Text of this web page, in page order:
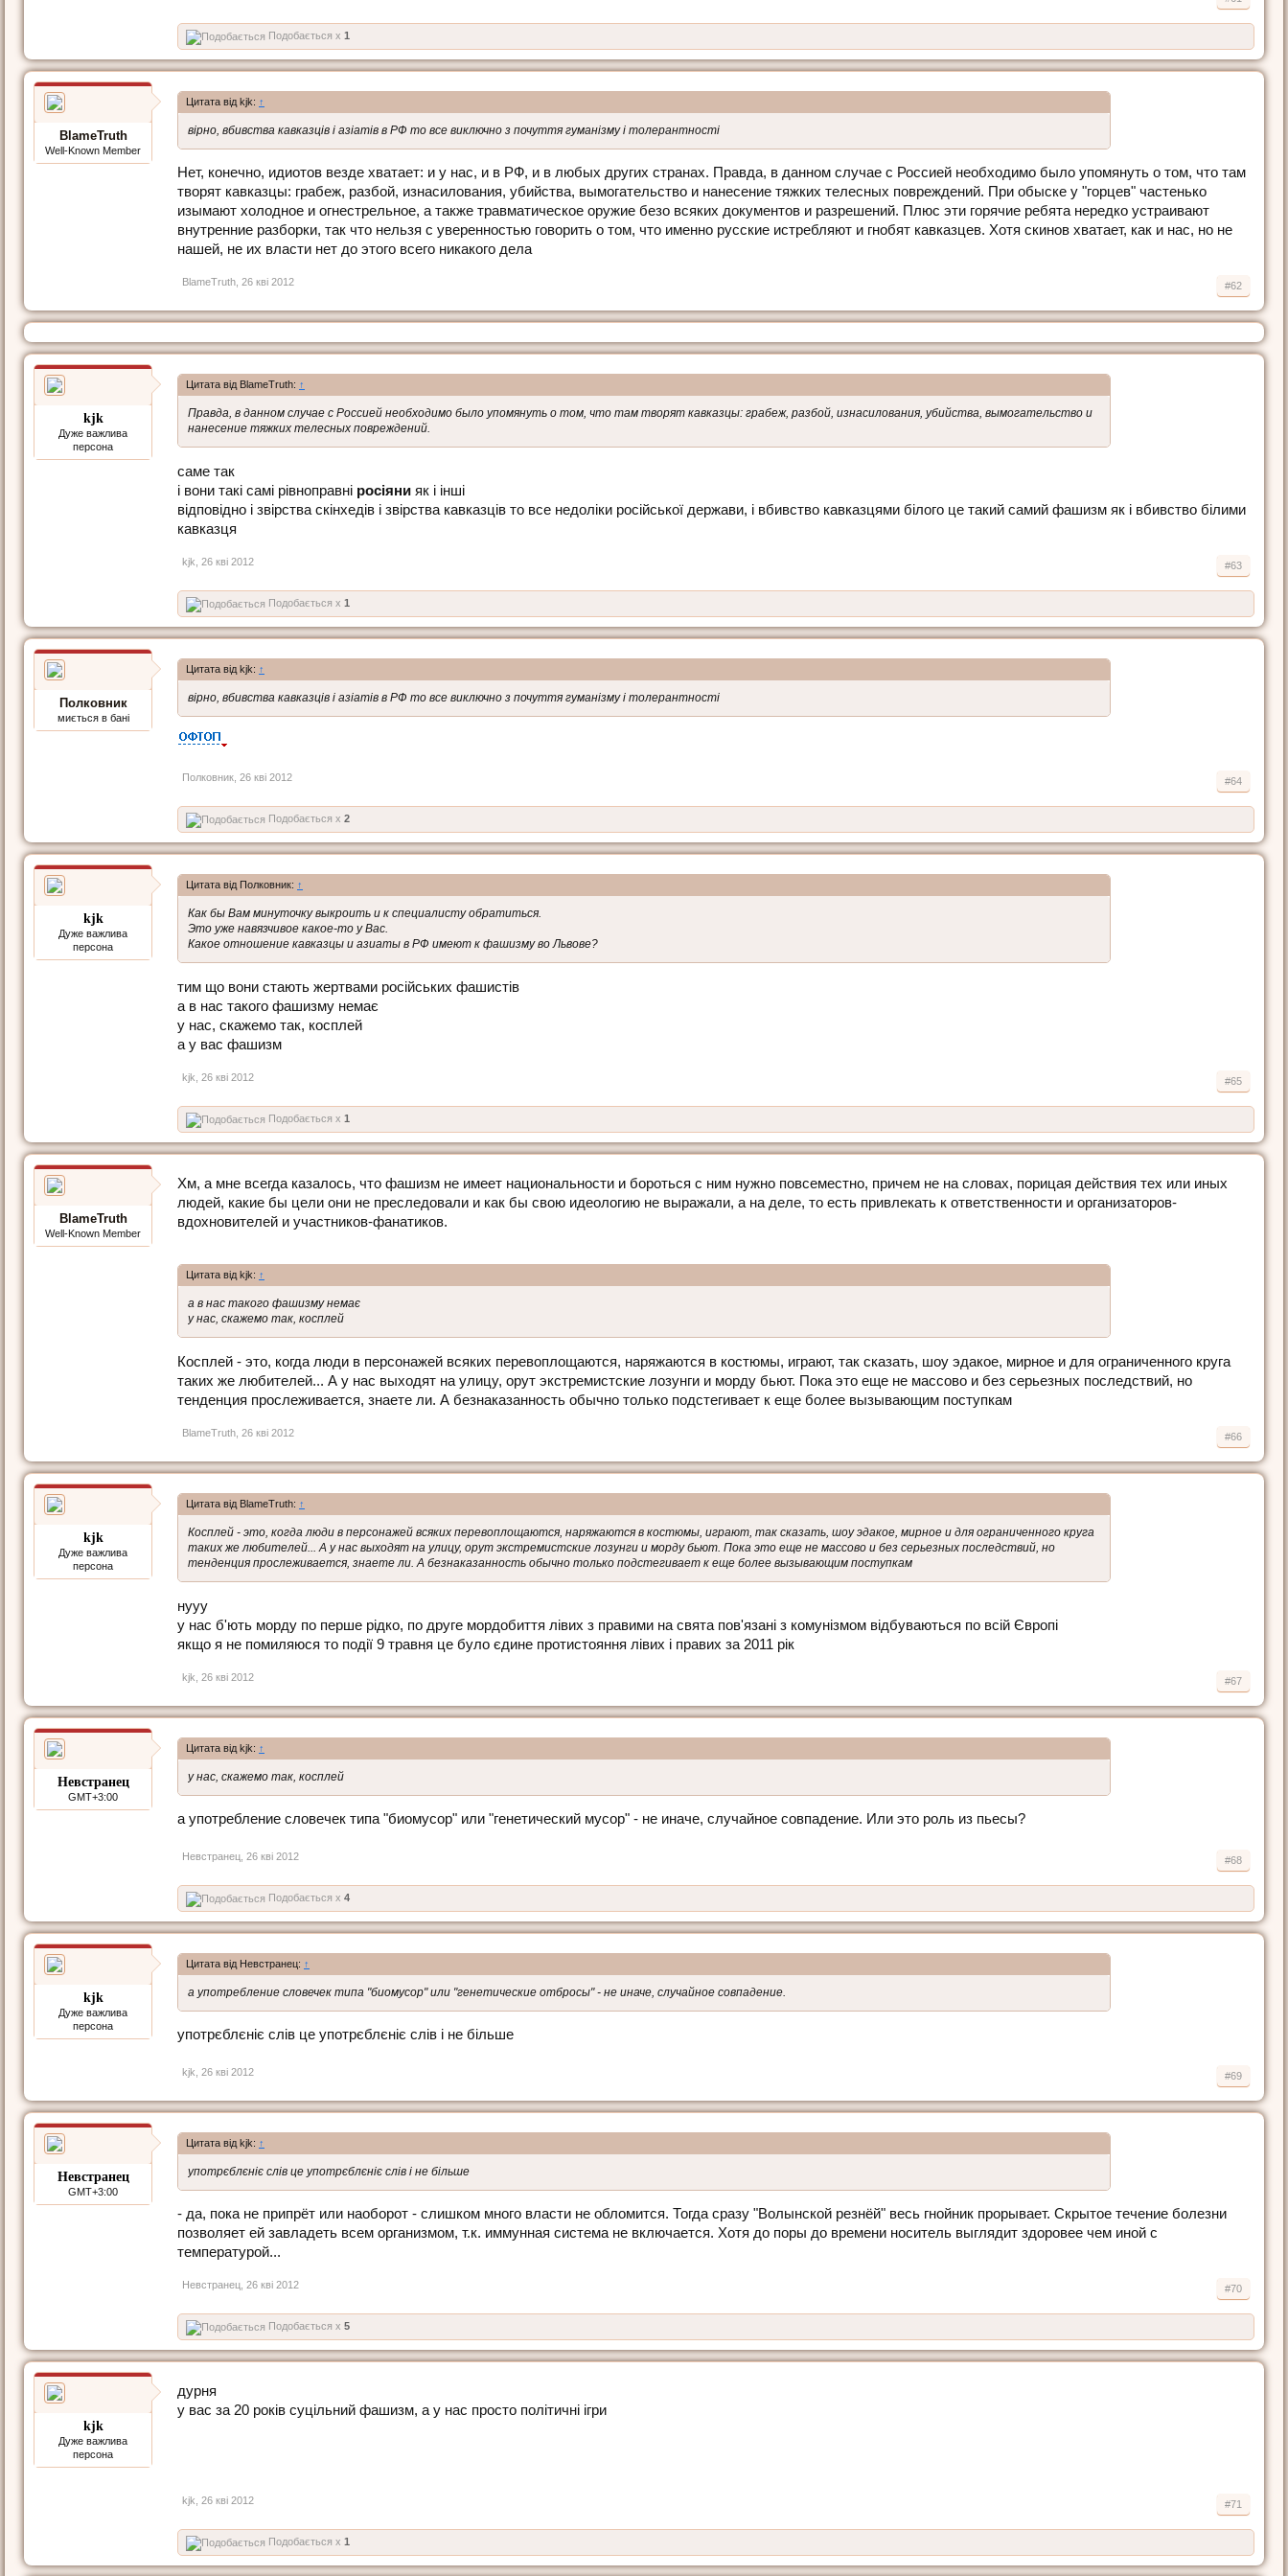
Подобається x 1
BlameTruth
Well-Known Member
Цитата від kjk: ↑
вірно, вбивства кавказців і азіатів в РФ то все виключно з почуття гуманізму і толерантності
Нет, конечно, идиотов везде хватает: и у нас, и в РФ, и в любых других странах. Правда, в данном случае с Россией необходимо было упомянуть о том, что там
творят кавказцы: грабеж, разбой, изнасилования, убийства, вымогательство и нанесение тяжких телесных повреждений. При обыске у "горцев" частенько
изымают холодное и огнестрельное, а также травматическое оружие безо всяких документов и разрешений. Плюс эти горячие ребята нередко устраивают
внутренние разборки, так что нельзя с уверенностью говорить о том, что именно русские истребляют и гнобят кавказцев. Хотя скинов хватает, как и нас, но не
нашей, не их власти нет до этого всего никакого дела
BlameTruth 26 кві 2012 #62
kjk
Дуже важлива
персона
Цитата від BlameTruth: ↑
Правда, в данном случае с Россией необходимо было упомянуть о том, что там творят кавказцы: грабеж, разбой, изнасилования, убийства, вымогательство и
нанесение тяжких телесных повреждений.
саме так
і вони такі самі рівноправні росіяни як і інші
відповідно і звірства скінхедів і звірства кавказців то все недоліки російської держави, і вбивство кавказцями білого це такий самий фашизм як і вбивство білими
кавказця
kjk 26 кві 2012 #63
Подобається x 1
Полковник
миється в бані
Цитата від kjk: ↑
вірно, вбивства кавказців і азіатів в РФ то все виключно з почуття гуманізму і толерантності
Полковник 26 кві 2012 #64
Подобається x 2
kjk
Дуже важлива
персона
Цитата від Полковник: ↑
Как бы Вам минуточку выкроить и к специалисту обратиться.
Это уже навязчивое какое-то у Вас.
Какое отношение кавказцы и азиаты в РФ имеют к фашизму во Львове?
тим що вони стають жертвами російських фашистів
а в нас такого фашизму немає
у нас, скажемо так, косплей
а у вас фашизм
kjk 26 кві 2012 #65
Подобається x 1
BlameTruth
Well-Known Member
Хм, а мне всегда казалось, что фашизм не имеет национальности и бороться с ним нужно повсеместно, причем не на словах, порицая действия тех или иных
людей, какие бы цели они не преследовали и как бы свою идеологию не выражали, а на деле, то есть привлекать к ответственности и организаторов-
вдохновителей и участников-фанатиков.
Цитата від kjk: ↑
а в нас такого фашизму немає
у нас, скажемо так, косплей
Косплей - это, когда люди в персонажей всяких перевоплощаются, наряжаются в костюмы, играют, так сказать, шоу эдакое, мирное и для ограниченного круга
таких же любителей... А у нас выходят на улицу, орут экстремистские лозунги и морду бьют. Пока это еще не массово и без серьезных последствий, но
тенденция прослеживается, знаете ли. А безнаказанность обычно только подстегивает к еще более вызывающим поступкам
BlameTruth 26 кві 2012 #66
kjk
Дуже важлива
персона
Цитата від BlameTruth: ↑
Косплей - это, когда люди в персонажей всяких перевоплощаются, наряжаются в костюмы, играют, так сказать, шоу эдакое, мирное и для ограниченного круга
таких же любителей... А у нас выходят на улицу, орут экстремистские лозунги и морду бьют. Пока это еще не массово и без серьезных последствий, но
тенденция прослеживается, знаете ли. А безнаказанность обычно только подстегивает к еще более вызывающим поступкам
нууу
у нас б'ють морду по перше рідко, по друге мордобиття лівих з правими на свята пов'язані з комунізмом відбуваються по всій Європі
якщо я не помиляюся то події 9 травня це було єдине протистояння лівих і правих за 2011 рік
kjk 26 кві 2012 #67
Невстранец
GMT+3:00
Цитата від kjk: ↑
у нас, скажемо так, косплей
а употребление словечек типа "биомусор" или "генетический мусор" - не иначе, случайное совпадение. Или это роль из пьесы?
Невстранец 26 кві 2012 #68
Подобається x 4
kjk
Дуже важлива
персона
Цитата від Невстранец: ↑
а употребление словечек типа "биомусор" или "генетические отбросы" - не иначе, случайное совпадение.
употрєблєніє слів це употрєблєніє слів і не більше
kjk 26 кві 2012 #69
Невстранец
GMT+3:00
Цитата від kjk: ↑
употрєблєніє слів це употрєблєніє слів і не більше
- да, пока не припрёт или наоборот - слишком много власти не обломится. Тогда сразу "Волынской резнёй" весь гнойник прорывает. Скрытое течение болезни
позволяет ей завладеть всем организмом, т.к. иммунная система не включается. Хотя до поры до времени носитель выглядит здоровее чем иной с
температурой...
Невстранец 26 кві 2012 #70
Подобається x 5
kjk
Дуже важлива
персона
дурня
у вас за 20 років суцільний фашизм, а у нас просто політичні ігри
kjk 26 кві 2012 #71
Подобається x 1